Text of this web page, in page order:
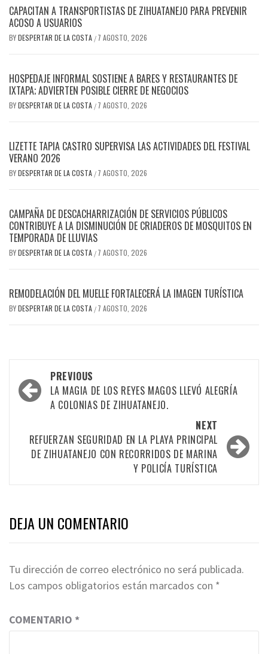
CAPACITAN A TRANSPORTISTAS DE ZIHUATANEJO PARA PREVENIR
ACOSO A USUARIOS
BYDESPERTAR DE LA COSTA / 7 AGOSTO, 2026
HOSPEDAJE INFORMAL SOSTIENE A BARES Y RESTAURANTES DE
IXTAPA; ADVIERTEN POSIBLE CIERRE DE NEGOCIOS
BYDESPERTAR DE LA COSTA / 7 AGOSTO, 2026
LIZETTE TAPIA CASTRO SUPERVISA LAS ACTIVIDADES DEL FESTIVAL
VERANO 2026
BYDESPERTAR DE LA COSTA / 7 AGOSTO, 2026
CAMPAÑA DE DESCACHARRIZACIÓN DE SERVICIOS PÚBLICOS
CONTRIBUYE A LA DISMINUCIÓN DE CRIADEROS DE MOSQUITOS EN
TEMPORADA DE LLUVIAS
BYDESPERTAR DE LA COSTA / 7 AGOSTO, 2026
REMODELACIÓN DEL MUELLE FORTALECERÁ LA IMAGEN TURÍSTICA
BYDESPERTAR DE LA COSTA / 7 AGOSTO, 2026
Post
navigation
PREVIOUS
LA MAGIA DE LOS REYES MAGOS LLEVÓ ALEGRÍA
A COLONIAS DE ZIHUATANEJO.
NEXT
REFUERZAN SEGURIDAD EN LA PLAYA PRINCIPAL
DE ZIHUATANEJO CON RECORRIDOS DE MARINA
Y POLICÍA TURÍSTICA
DEJA UN COMENTARIO
Tu dirección de correo electrónico no será publicada.
Los campos obligatorios están marcados con *
COMENTARIO *